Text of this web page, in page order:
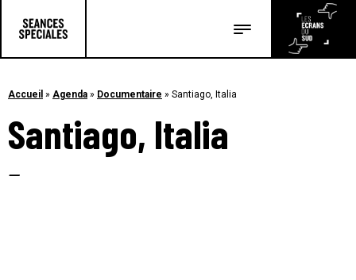
Les articles
Accueil » Agenda » Documentaire » Santiago, Italia
Santiago, Italia
–